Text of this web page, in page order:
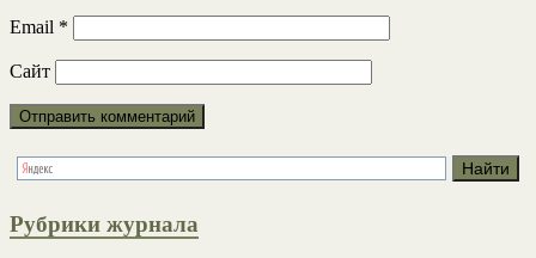
Email *
Сайт
Рубрики журнала